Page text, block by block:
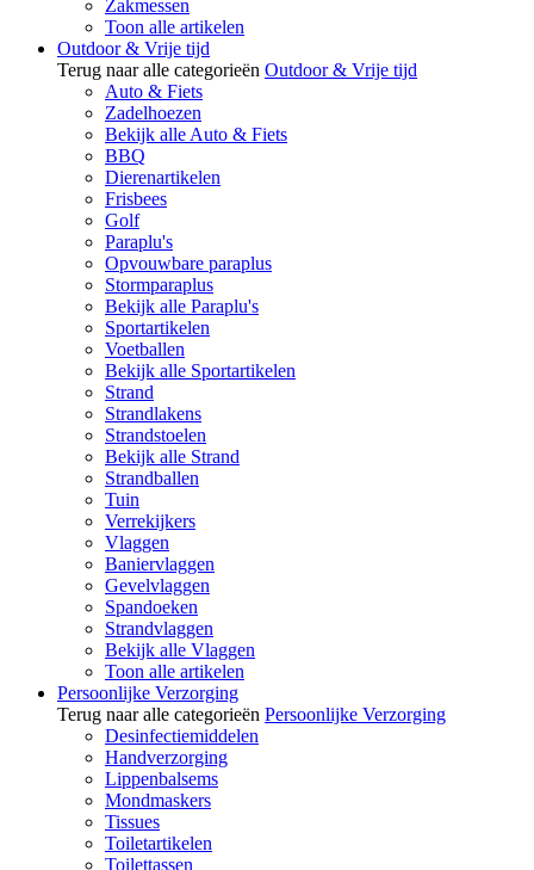
Zakmessen
Toon alle artikelen
Outdoor & Vrije tijd
Terug naar alle categorieën Outdoor & Vrije tijd
Auto & Fiets
Zadelhoezen
Bekijk alle Auto & Fiets
BBQ
Dierenartikelen
Frisbees
Golf
Paraplu's
Opvouwbare paraplus
Stormparaplus
Bekijk alle Paraplu's
Sportartikelen
Voetballen
Bekijk alle Sportartikelen
Strand
Strandlakens
Strandstoelen
Bekijk alle Strand
Strandballen
Tuin
Verrekijkers
Vlaggen
Baniervlaggen
Gevelvlaggen
Spandoeken
Strandvlaggen
Bekijk alle Vlaggen
Toon alle artikelen
Persoonlijke Verzorging
Terug naar alle categorieën Persoonlijke Verzorging
Desinfectiemiddelen
Handverzorging
Lippenbalsems
Mondmaskers
Tissues
Toiletartikelen
Toilettassen